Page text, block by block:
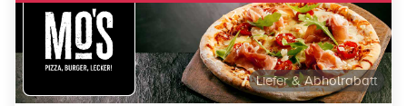
Liefer & Abholrabatt